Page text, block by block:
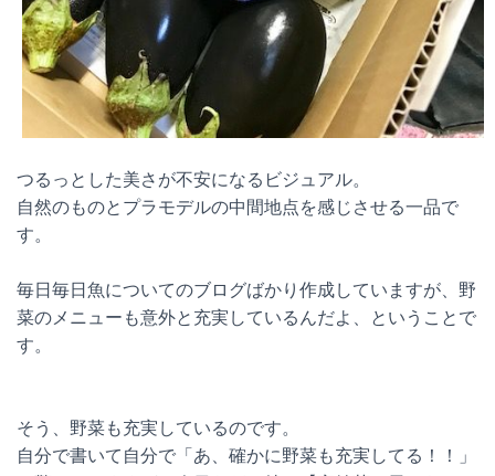
つるっとした美さが不安になるビジュアル。
自然のものとプラモデルの中間地点を感じさせる一品で
す。
毎日毎日魚についてのブログばかり作成していますが、野
菜のメニューも意外と充実しているんだよ、ということで
す。
そう、野菜も充実しているのです。
自分で書いて自分で「あ、確かに野菜も充実してる！！」